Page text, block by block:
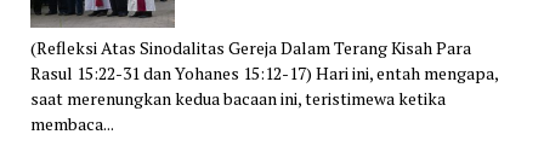
(Refleksi Atas Sinodalitas Gereja Dalam Terang Kisah Para
Rasul 15:22-31 dan Yohanes 15:12-17) Hari ini, entah mengapa,
saat merenungkan kedua bacaan ini, teristimewa ketika
membaca...